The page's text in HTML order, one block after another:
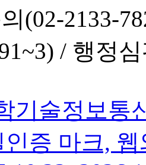
(02-2133-
/ 행정심